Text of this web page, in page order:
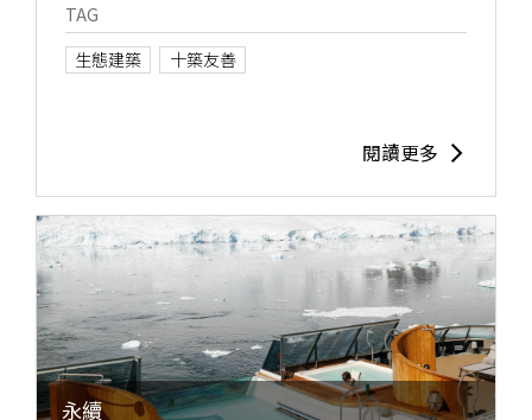
TAG
生態建築
十築友善
閱讀更多
永續